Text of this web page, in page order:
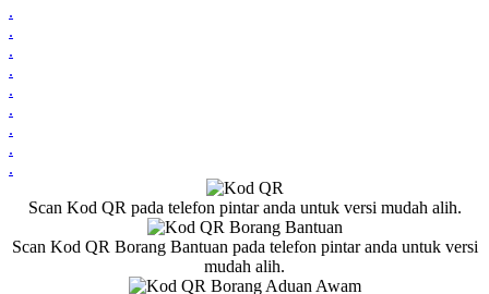
.
.
.
.
.
.
.
.
.
Scan Kod QR pada telefon pintar anda untuk versi mudah alih.
Scan Kod QR Borang Bantuan pada telefon pintar anda untuk versi
mudah alih.